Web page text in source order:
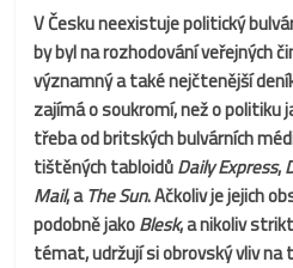
V Česku neexistuje politický
by byl na rozhodování veřejných
významný a také nejčtenější
zajímá o soukromí, než o politiku
třeba od britských bulvárních
tištěných tabloidůDaily Express,
Mail, aThe Sun. Ačkoliv je jejich
podobně jakoBlesk, a nikoliv
témat, udržují si obrovský vliv na